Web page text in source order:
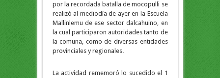
por la recordada batalla de mocopulli se
realizó al mediodía de ayer en la Escuela
Mallinlemu de ese sector dalcahuino, en
la cual participaron autoridades tanto de
la comuna, como de diversas entidades
provinciales y regionales.
La actividad rememoró lo sucedido el 1